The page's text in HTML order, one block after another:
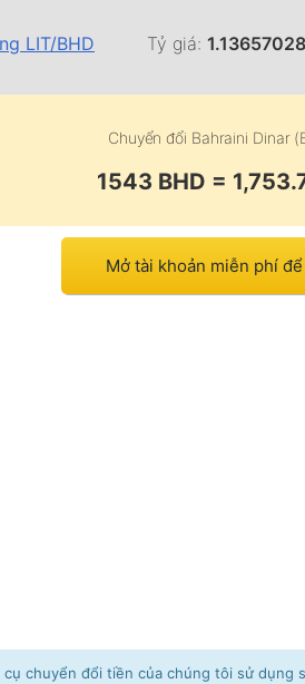
LIT/BHD Tỷ giá:
Chuyển đổi Bahraini Dinar
1543 BHD =
Mở tài khoản miễn phí
cụ chuyển đổi tiền của chúng tôi sử dụng